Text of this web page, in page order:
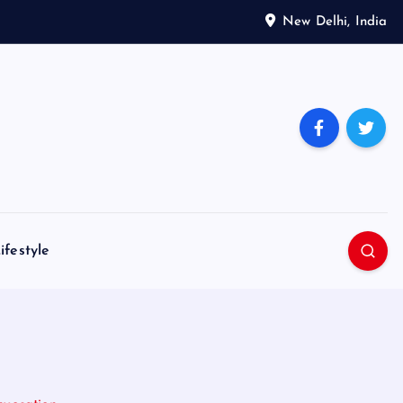
New Delhi, India